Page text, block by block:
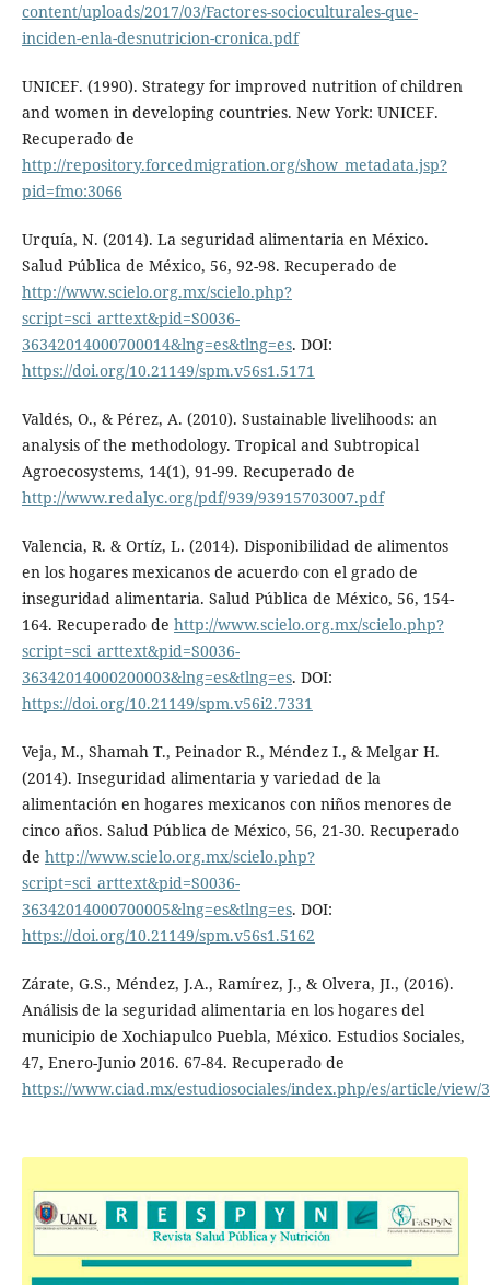
content/uploads/2017/03/Factores-socioculturales-que-
inciden-enla-desnutricion-cronica.pdf
UNICEF. (1990). Strategy for improved nutrition of children
and women in developing countries. New York: UNICEF.
Recuperado de
http://repository.forcedmigration.org/show_metadata.jsp?
pid=fmo:3066
Urquía, N. (2014). La seguridad alimentaria en México.
Salud Pública de México, 56, 92-98. Recuperado de
http://www.scielo.org.mx/scielo.php?
script=sci_arttext&pid=S0036-
36342014000700014&lng=es&tlng=es. DOI:
https://doi.org/10.21149/spm.v56s1.5171
Valdés, O., & Pérez, A. (2010). Sustainable livelihoods: an
analysis of the methodology. Tropical and Subtropical
Agroecosystems, 14(1), 91-99. Recuperado de
http://www.redalyc.org/pdf/939/93915703007.pdf
Valencia, R. & Ortíz, L. (2014). Disponibilidad de alimentos
en los hogares mexicanos de acuerdo con el grado de
inseguridad alimentaria. Salud Pública de México, 56, 154-
164. Recuperado de http://www.scielo.org.mx/scielo.php?
script=sci_arttext&pid=S0036-
36342014000200003&lng=es&tlng=es. DOI:
https://doi.org/10.21149/spm.v56i2.7331
Veja, M., Shamah T., Peinador R., Méndez I., & Melgar H.
(2014). Inseguridad alimentaria y variedad de la
alimentación en hogares mexicanos con niños menores de
cinco años. Salud Pública de México, 56, 21-30. Recuperado
de http://www.scielo.org.mx/scielo.php?
script=sci_arttext&pid=S0036-
36342014000700005&lng=es&tlng=es. DOI:
https://doi.org/10.21149/spm.v56s1.5162
Zárate, G.S., Méndez, J.A., Ramírez, J., & Olvera, JI., (2016).
Análisis de la seguridad alimentaria en los hogares del
municipio de Xochiapulco Puebla, México. Estudios Sociales,
47, Enero-Junio 2016. 67-84. Recuperado de
https://www.ciad.mx/estudiosociales/index.php/es/article/view/